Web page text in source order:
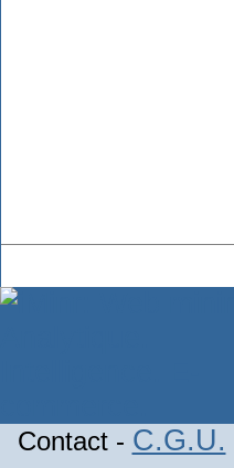
Contact - C.G.U.